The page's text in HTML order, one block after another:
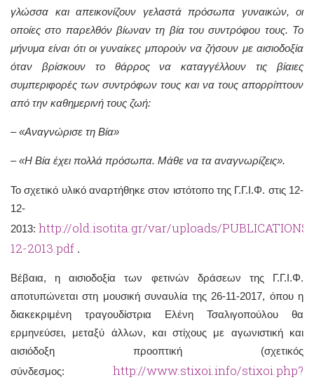
γλώσσα και απεικονίζουν γελαστά πρόσωπα γυναικών, οι
οποίες στο παρελθόν βίωναν τη βία του συντρόφου τους. Το
μήνυμα είναι ότι οι γυναίκες μπορούν να ζήσουν με αισιοδοξία
όταν βρίσκουν το θάρρος να καταγγέλλουν τις βίαιες
συμπεριφορές των συντρόφων τους και να τους απορρίπτουν
από την καθημερινή τους ζωή:
– «Αναγνώρισε τη Βία»
– «Η Βία έχει πολλά πρόσωπα. Μάθε να τα αναγνωρίζεις».
Το σχετικό υλικό αναρτήθηκε στον ιστότοπο της Γ.Γ.Ι.Φ. στις 12-
12-
2013: http://old.isotita.gr/var/uploads/
12-2013.pdf .
Βέβαια, η αισιοδοξία των φετινών δράσεων της Γ.Γ.Ι.Φ.
αποτυπώνεται στη μουσική συναυλία της 26-11-2017, όπου η
διακεκριμένη τραγουδίστρια Ελένη Τσαλιγοπούλου θα
ερμηνεύσει, μεταξύ άλλων, και στίχους με αγωνιστική και
αισιόδοξη προοπτική (σχετικός
σύνδεσμος: http://www.stixoi.info/stixoi.php?